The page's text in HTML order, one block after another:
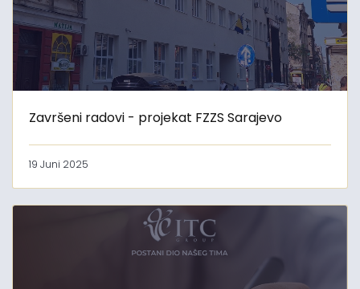
Završeni radovi - projekat FZZS Sarajevo
19 Juni 2025